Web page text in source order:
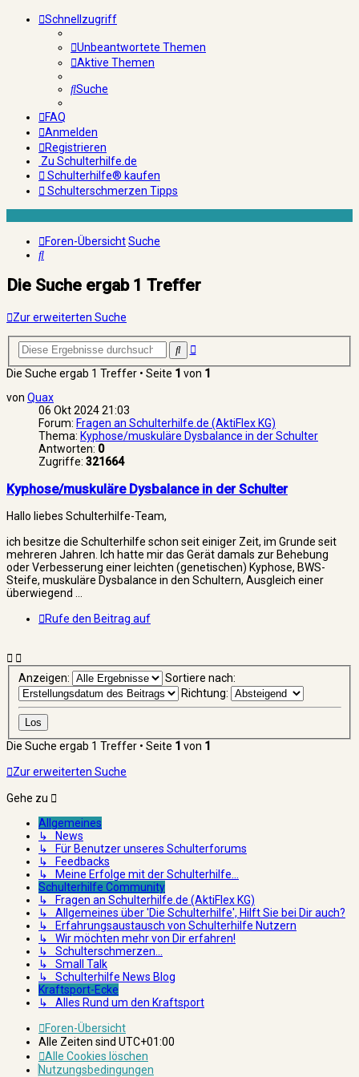
Schnellzugriff
Unbeantwortete Themen
Aktive Themen
Suche
FAQ
Anmelden
Registrieren
Zu Schulterhilfe.de
Schulterhilfe® kaufen
Schulterschmerzen Tipps
Foren-ÜbersichtSuche
Suche
Die Suche ergab 1 Treffer
Zur erweiterten Suche
SucheErweiterte
Die Suche ergab 1 Treffer • Seite 1 von 1
von Quax
06 Okt 2024 21:03
Forum: Fragen an Schulterhilfe.de (AktiFlex KG)
Thema: Kyphose/muskuläre Dysbalance in der Schulter
Antworten: 0
Zugriffe: 321664
Kyphose/muskuläre Dysbalance in der Schulter
Hallo liebes Schulterhilfe-Team,
ich besitze die Schulterhilfe schon seit einiger Zeit, im Grunde seit
mehreren Jahren. Ich hatte mir das Gerät damals zur Behebung
oder Verbesserung einer leichten (genetischen) Kyphose, BWS-
Steife, muskuläre Dysbalance in den Schultern, Ausgleich einer
überwiegend ...
Rufe den Beitrag auf
Anzeigen:
Sortiere nach:
Richtung:
Die Suche ergab 1 Treffer • Seite 1 von 1
Zur erweiterten Suche
Gehe zu
Allgemeines
↳ News
↳ Für Benutzer unseres Schulterforums
↳ Feedbacks
↳ Meine Erfolge mit der Schulterhilfe...
Schulterhilfe Community
↳ Fragen an Schulterhilfe.de (AktiFlex KG)
↳ Allgemeines über 'Die Schulterhilfe', Hilft Sie bei Dir auch?
↳ Erfahrungsaustausch von Schulterhilfe Nutzern
↳ Wir möchten mehr von Dir erfahren!
↳ Schulterschmerzen...
↳ Small Talk
↳ Schulterhilfe News Blog
Kraftsport-Ecke
↳ Alles Rund um den Kraftsport
Foren-Übersicht
Alle Zeiten sind UTC+01:00
Alle Cookies löschen
Nutzungsbedingungen